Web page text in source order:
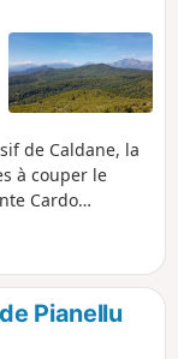
de Caldane, la
à couper le
Cardo
le plus bas
l'Alesani et au
des
Pianellu